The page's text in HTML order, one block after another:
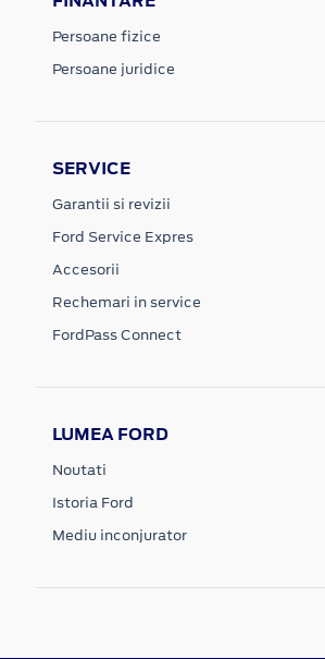
Persoane fizice
Persoane juridice
SERVICE
Garantii si revizii
Ford Service Expres
Accesorii
Rechemari in service
FordPass Connect
LUMEA FORD
Noutati
Istoria Ford
Mediu inconjurator